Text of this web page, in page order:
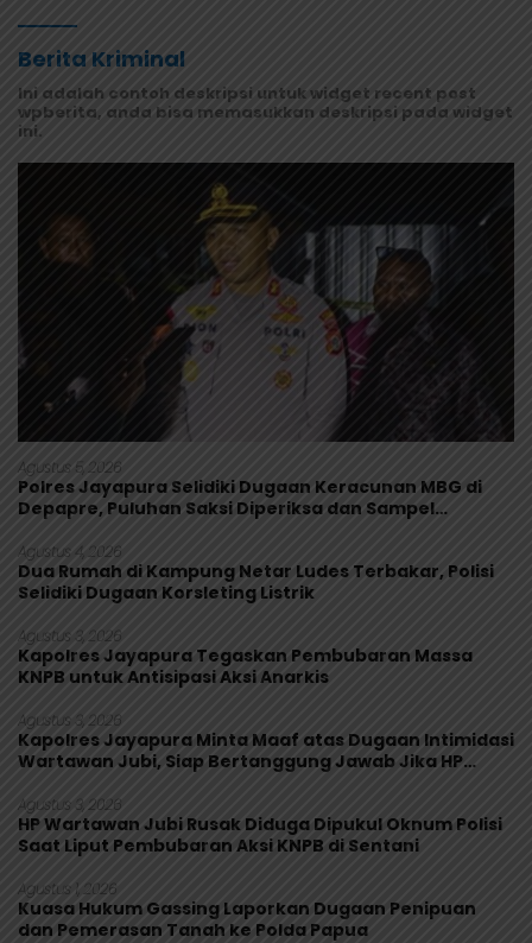
Berita Kriminal
Ini adalah contoh deskripsi untuk widget recent post
wpberita, anda bisa memasukkan deskripsi pada widget
ini.
Agustus 5, 2026
Polres Jayapura Selidiki Dugaan Keracunan MBG di
Depapre, Puluhan Saksi Diperiksa dan Sampel
Agustus 4, 2026
Dua Rumah di Kampung Netar Ludes Terbakar, Polisi
Selidiki Dugaan Korsleting Listrik
Agustus 3, 2026
Kapolres Jayapura Tegaskan Pembubaran Massa
KNPB untuk Antisipasi Aksi Anarkis
Agustus 3, 2026
Kapolres Jayapura Minta Maaf atas Dugaan Intimidasi
Wartawan Jubi, Siap Bertanggung Jawab Jika HP
Agustus 3, 2026
HP Wartawan Jubi Rusak Diduga Dipukul Oknum Polisi
Saat Liput Pembubaran Aksi KNPB di Sentani
Agustus 1, 2026
Kuasa Hukum Gassing Laporkan Dugaan Penipuan
dan Pemerasan Tanah ke Polda Papua